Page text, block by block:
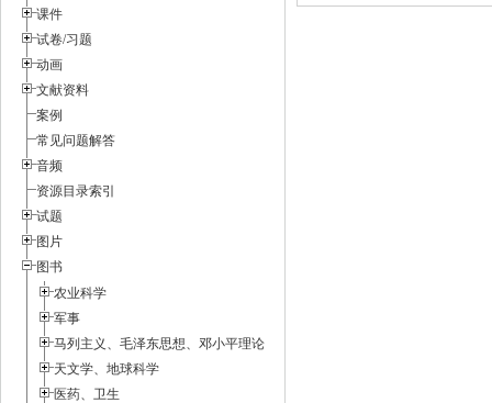
课件
试卷/习题
动画
文献资料
案例
常见问题解答
音频
资源目录索引
试题
图片
图书
农业科学
军事
马列主义、毛泽东思想、邓小平理论
天文学、地球科学
医药、卫生